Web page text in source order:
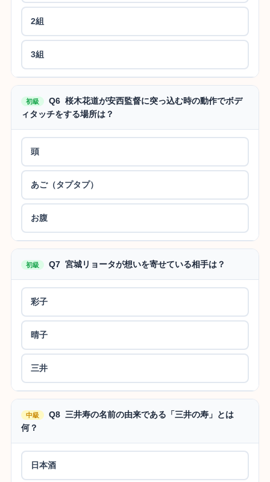
2組
3組
初級
Q6 桜木花道が安西監督に突っ込む時の動作でボデ
ィタッチをする場所は？
頭
あご（タプタプ）
お腹
初級 Q7 宮城リョータが想いを寄せている相手は？
彩子
晴子
三井
中級
Q8 三井寿の名前の由来である「三井の寿」とは
何？
日本酒